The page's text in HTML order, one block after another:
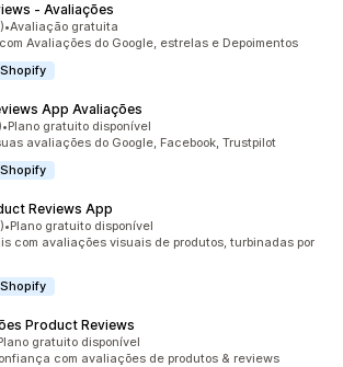
‑ Avaliações
ao todo
•Avaliação gratuita
Avaliações do Google, estrelas e Depoimentos
App Avaliações
ao todo
•Plano gratuito disponível
avaliações do Google, Facebook, Trustpilot
Reviews App
ao todo
•Plano gratuito disponível
com avaliações visuais de produtos, turbinadas por
Product Reviews
ao todo
gratuito disponível
com avaliações de produtos & reviews